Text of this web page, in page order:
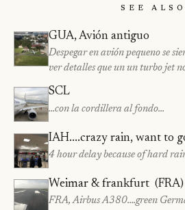
See Also
GUA, Avión antiguo
Despegar en avión pequeno se
ver detalles que un un turbo jet
SCL
…con la cordillera al fondo…
IAH....crazy rain, want to
4 hour delay because of hard
Weimar & frankfurt (FRA)
FRA, Airbus A380….green